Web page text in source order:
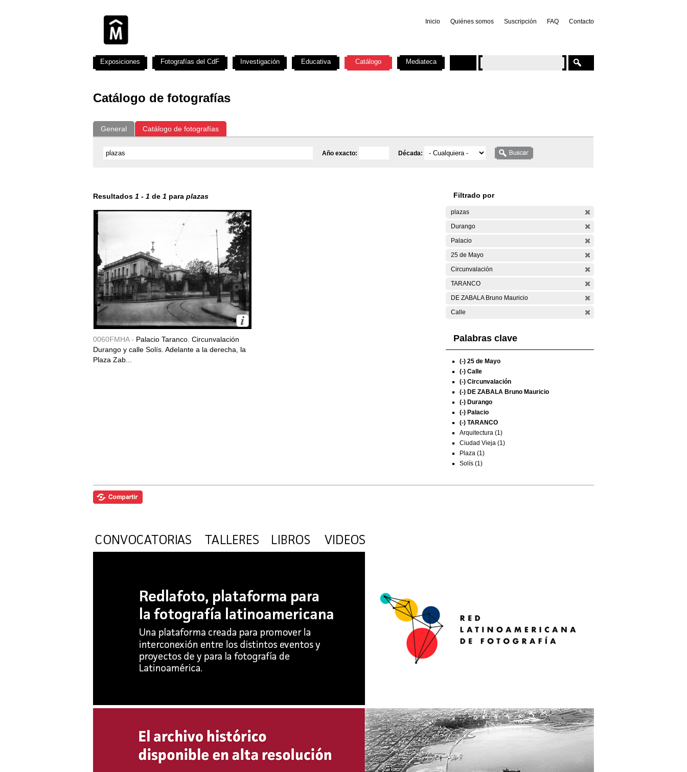
Inicio Quiénes somos Suscripción FAQ Contacto
Catálogo de fotografías
General Catálogo de fotografías
Año exacto: Década:
Resultados 1 - 1 de 1 para plazas
0060FMHA - Palacio Taranco. Circunvalación
Durango y calle Solís. Adelante a la derecha, la
Plaza Zab...
Filtrado por
plazas
Durango
Palacio
25 de Mayo
Circunvalación
TARANCO
DE ZABALA Bruno Mauricio
Calle
Palabras clave
(-) 25 de Mayo
(-) Calle
(-) Circunvalación
(-) DE ZABALA Bruno Mauricio
(-) Durango
(-) Palacio
(-) TARANCO
Arquitectura (1)
Ciudad Vieja (1)
Plaza (1)
Solís (1)
Exposiciones Fotografías del CdF Investigación Educativa Catálogo Mediateca